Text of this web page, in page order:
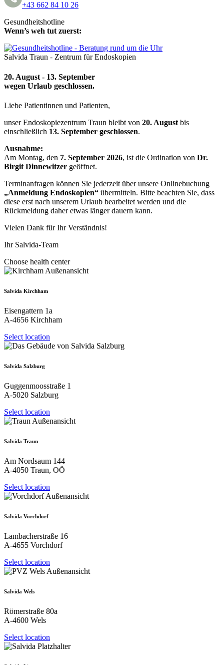
+43 662 84 10 26
Gesundheitshotline
Wenn’s weh tut zuerst:
Salvida Traun - Zentrum für Endoskopien
20. August - 13. September
wegen Urlaub geschlossen.
Liebe Patientinnen und Patienten,
unser Endoskopiezentrum Traun bleibt von 20. August bis
einschließlich 13. September geschlossen.
Ausnahme:
Am Montag, den 7. September 2026, ist die Ordination von Dr.
Birgit Dinnewitzer geöffnet.
Terminanfragen können Sie jederzeit über unsere Onlinebuchung
„Anmeldung Endoskopien“ übermitteln. Bitte beachten Sie, dass
diese erst nach unserem Urlaub bearbeitet werden und die
Rückmeldung daher etwas länger dauern kann.
Vielen Dank für Ihr Verständnis!
Ihr Salvida-Team
Choose health center
Salvida Kirchham
Eisengattern 1a
A-4656 Kirchham
Select location
Salvida Salzburg
Guggenmoosstraße 1
A-5020 Salzburg
Select location
Salvida Traun
Am Nordsaum 144
A-4050 Traun, OÖ
Select location
Salvida Vorchdorf
Lambacherstraße 16
A-4655 Vorchdorf
Select location
Salvida Wels
Römerstraße 80a
A-4600 Wels
Select location